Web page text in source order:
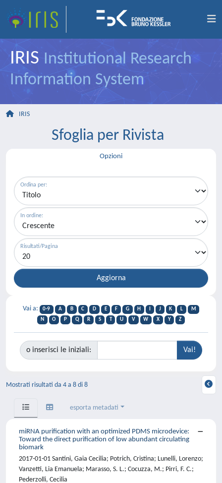
IRIS Institutional Research
Information System
IRIS
Sfoglia per Rivista
Opzioni
Ordina per:
In ordine:
Risultati/Pagina
Vai a: 0-9 A B C D E F G H J K L
M
N
O P Q R S T U V W X Y Z
o inserisci le iniziali:
Mostrati risultati da 4 a 8 di 8
esporta metadati
miRNA purification with an optimized PDMS microdevice:
Toward the direct purification of low abundant circulating
biomark
2017-01-01 Santini, Gaia Cecilia; Potrich, Cristina; Lunelli, Lorenzo;
Vanzetti, Lia Emanuela; Marasso, S. L.; Cocuzza, M.; Pirri, F. C.;
Pederzolli, Cecilia